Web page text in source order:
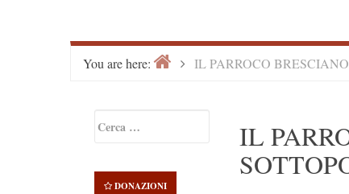
You are here: HomeIL PARROCO
Sidebar
per:
DONAZIONI
IL